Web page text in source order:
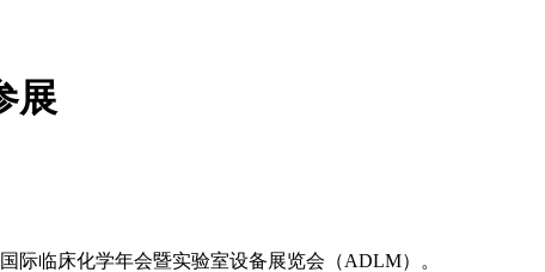
展
临床化学年会暨实验室设备展览会（ADLM）。